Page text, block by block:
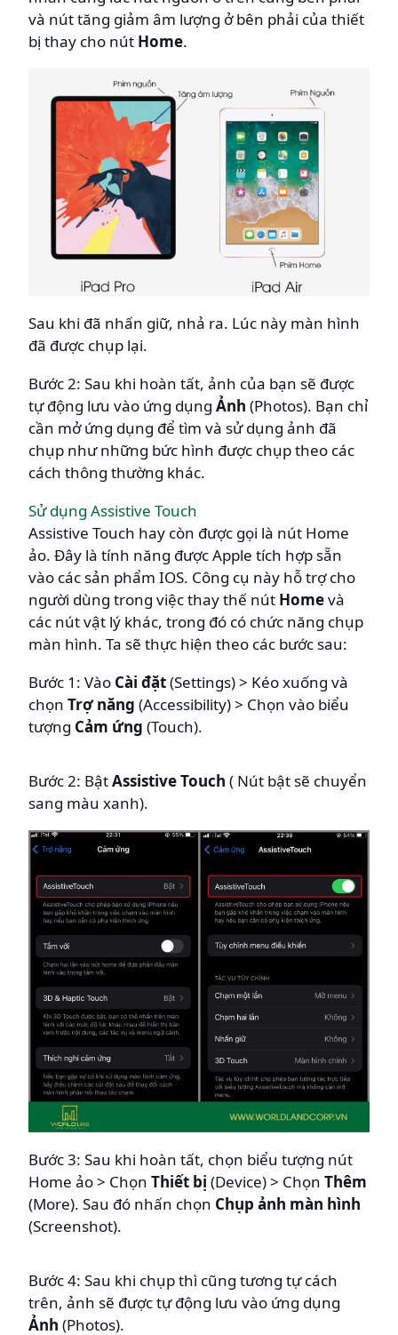
và nút tăng giảm âm lượng ở bên phải của thiết
bị thay cho nút Home.
Sau khi đã nhấn giữ, nhả ra. Lúc này màn hình
đã được chụp lại.
Bước 2: Sau khi hoàn tất, ảnh của bạn sẽ được
tự động lưu vào ứng dụng Ảnh (Photos). Bạn chỉ
cần mở ứng dụng để tìm và sử dụng ảnh đã
chụp như những bức hình được chụp theo các
cách thông thường khác.
Sử dụng Assistive Touch
Assistive Touch hay còn được gọi là nút Home
ảo. Đây là tính năng được Apple tích hợp sẵn
vào các sản phẩm IOS. Công cụ này hỗ trợ cho
người dùng trong việc thay thế nút Homevà
các nút vật lý khác, trong đó có chức năng chụp
màn hình. Ta sẽ thực hiện theo các bước sau:
Bước 1: Vào Cài đặt(Settings) > Kéo xuống và
chọn Trợ năng (Accessibility) > Chọn vào biểu
tượng Cảm ứng (Touch).
Bước 2: BậtAssistive Touch ( Nút bật sẽ chuyển
sang màu xanh).
Bước 3: Sau khi hoàn tất, chọn biểu tượng nút
Home ảo > Chọn Thiết bị (Device) > Chọn Thêm
(More). Sau đó nhấn chọn Chụp ảnh màn hình
(Screenshot).
Bước 4: Sau khi chụp thì cũng tương tự cách
trên, ảnh sẽ được tự động lưu vào ứng dụng
Ảnh (Photos).